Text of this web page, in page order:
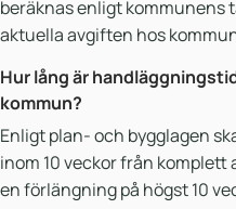
beräknas enligt kommunens
aktuella avgiften hos
Hur lång är
kommun?
Enligt plan- och bygglagen
inom 10 veckor från
en förlängning på högst 10